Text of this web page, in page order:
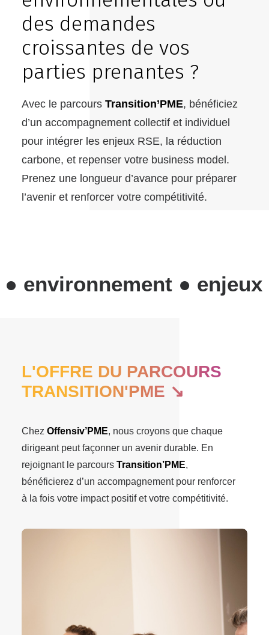
des demandes
croissantes de vos
parties prenantes ?
Avec le parcours Transition’PME, bénéficiez
d’un accompagnement collectif et individuel
pour intégrer les enjeux RSE, la réduction
carbone, et repenser votre business model.
Prenez une longueur d’avance pour préparer
l’avenir et renforcer votre compétitivité.
environnement ●
L'OFFRE DU PARCOURS
TRANSITION'PME ↘︎
Chez Offensiv’PME, nous croyons que chaque
dirigeant peut façonner un avenir durable. En
rejoignant le parcours Transition’PME,
bénéficierez d’un accompagnement pour renforcer
à la fois votre impact positif et votre compétitivité.